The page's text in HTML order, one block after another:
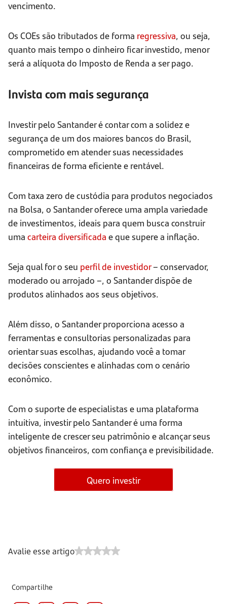
vencimento.
Os COEs são tributados de forma regressiva, ou seja,
quanto mais tempo o dinheiro ficar investido, menor
será a alíquota do Imposto de Renda a ser pago.
Invista com mais segurança
Investir pelo Santander é contar com a solidez e
segurança de um dos maiores bancos do Brasil,
comprometido em atender suas necessidades
financeiras de forma eficiente e rentável.
Com taxa zero de custódia para produtos negociados
na Bolsa, o Santander oferece uma ampla variedade
de investimentos, ideais para quem busca construir
uma carteira diversificada e que supere a inflação.
Seja qual for o seu perfil de investidor– conservador,
moderado ou arrojado –, o Santander dispõe de
produtos alinhados aos seus objetivos.
Além disso, o Santander proporciona acesso a
ferramentas e consultorias personalizadas para
orientar suas escolhas, ajudando você a tomar
decisões conscientes e alinhadas com o cenário
econômico.
Com o suporte de especialistas e uma plataforma
intuitiva, investir pelo Santander é uma forma
inteligente de crescer seu patrimônio e alcançar seus
objetivos financeiros, com confiança e previsibilidade.
Quero investir
Avalie esse artigo
Compartilhe